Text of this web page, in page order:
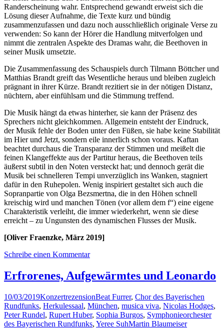
Randerscheinung wahr. Entsprechend gewandt erweist sich die
Lösung dieser Aufnahme, die Texte kurz und bündig
zusammenzufassen und dazu noch ausschließlich originale Verse zu
verwenden: So kann der Hörer die Handlung mitverfolgen und
nimmt die zentralen Aspekte des Dramas wahr, die Beethoven in
seiner Musik umsetzte.
Die Zusammenfassung des Schauspiels durch Tilmann Böttcher und
Matthias Brandt greift das Wesentliche heraus und bleiben zugleich
prägnant in ihrer Kürze. Brandt rezitiert sie in der nötigen Distanz,
nüchtern, aber einfühlsam und die Stimmung treffend.
Die Musik hängt da etwas hinterher, sie kann der Präsenz des
Sprechers nicht gleichkommen. Allgemein entsteht der Eindruck,
der Musik fehle der Boden unter den Füßen, sie habe keine Stabilität
im Hier und Jetzt, sondern eile innerlich schon voraus. Kaftan
beachtet durchaus die Transparanz der Stimmen und meißelt die
feinen Klangeffekte aus der Partitur heraus, die Beethoven teils
äußerst subtil in den Noten versteckt hat; und dennoch gerät die
Musik bei schnelleren Tempi unverzüglich ins Wanken, stagniert
dafür in den Ruhepolen. Wenig inspiriert gestaltet sich auch die
Sopranpartie von Olga Bezsmertna, die in den Höhen schnell
kreischig wird und manchen Tönen (vor allem dem f“) eine eigene
Charakteristik verleiht, die immer wiederkehrt, wenn sie diese
erreicht – zu Ungunsten des dynamischen Flusses der Musik.
[Oliver Fraenzke, März 2019]
Schreibe einen Kommentar
Erfrorenes, Aufgewärmtes und Leonardo
10/03/2019KonzertrezensionBeat Furrer, Chor des Bayerischen
Rundfunks, Herkulessaal, München, musica viva, Nicolas Hodges,
Peter Rundel, Rupert Huber, Sophia Burgos, Symphonieorchester
des Bayerischen Rundfunks, Yeree SuhMartin Blaumeiser